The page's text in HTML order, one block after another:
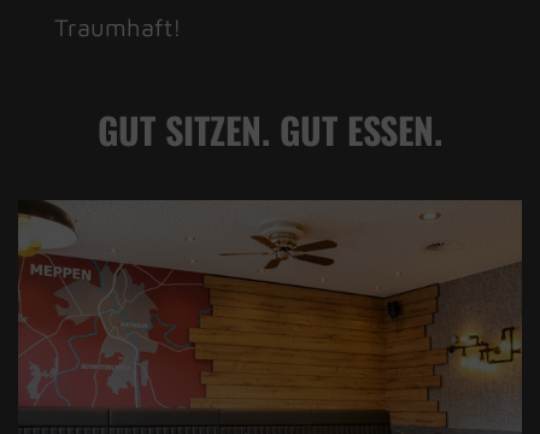
Traumhaft!
GUT SITZEN. GUT ESSEN.